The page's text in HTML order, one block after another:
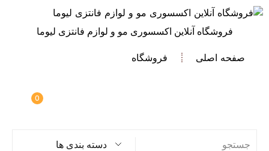
فروشگاه آنلاین اکسسوری مو و لوازم فانتزی لیوما
صفحه اصلی فروشگاه
0
دسته بندی ها